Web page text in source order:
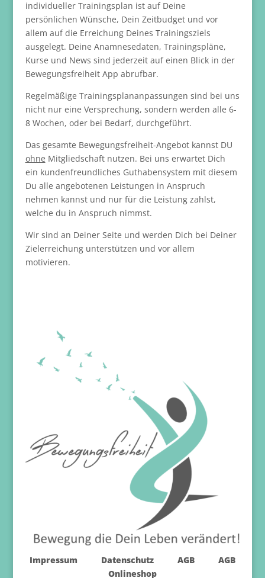
individueller Trainingsplan ist auf Deine
persönlichen Wünsche, Dein Zeitbudget und vor
allem auf die Erreichung Deines Trainingsziels
ausgelegt. Deine Anamnesedaten, Trainingspläne,
Kurse und News sind jederzeit auf einen Blick in der
Bewegungsfreiheit App abrufbar.
Regelmäßige Trainingsplananpassungen sind bei uns
nicht nur eine Versprechung, sondern werden alle 6-
8 Wochen, oder bei Bedarf, durchgeführt.
Das gesamte Bewegungsfreiheit-Angebot kannst DU
ohne Mitgliedschaft nutzen. Bei uns erwartet Dich
ein kundenfreundliches Guthabensystem mit diesem
Du alle angebotenen Leistungen in Anspruch
nehmen kannst und nur für die Leistung zahlst,
welche du in Anspruch nimmst.
Wir sind an Deiner Seite und werden Dich bei Deiner
Zielerreichung unterstützen und vor allem
motivieren.
Impressum Datenschutz AGB
AGB
Onlineshop